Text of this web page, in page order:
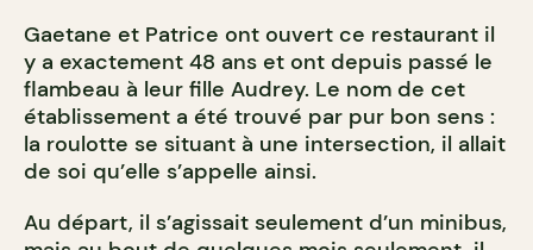
Gaetane et Patrice ont ouvert ce restaurant il
y a exactement 48 ans et ont depuis passé le
flambeau à leur fille Audrey. Le nom de cet
établissement a été trouvé par pur bon sens :
la roulotte se situant à une intersection, il allait
de soi qu’elle s’appelle ainsi.
Au départ, il s’agissait seulement d’un minibus,